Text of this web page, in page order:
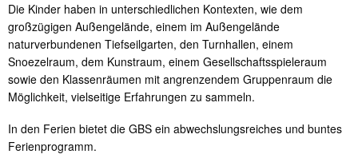
Die Kinder haben in unterschiedlichen Kontexten, wie dem
großzügigen Außengelände, einem im Außengelände
naturverbundenen Tiefseilgarten, den Turnhallen, einem
Snoezelraum, dem Kunstraum, einem Gesellschaftsspieleraum
sowie den Klassenräumen mit angrenzendem Gruppenraum die
Möglichkeit, vielseitige Erfahrungen zu sammeln.
In den Ferien bietet die GBS ein abwechslungsreiches und buntes
Ferienprogramm.